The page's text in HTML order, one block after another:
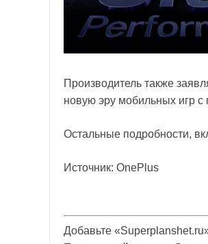
Производитель также
новую эру мобильных игр с
Остальные подробности,
Источник: OnePlus
Добавьте